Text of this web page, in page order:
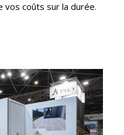
vos coûts sur la durée.